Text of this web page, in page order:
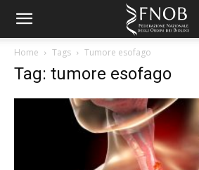
Home Tags Tumore esofago
Tag: tumore esofago